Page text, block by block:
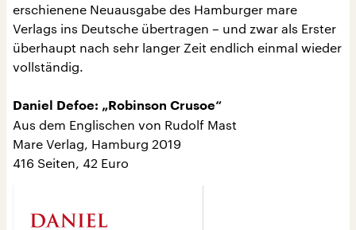
erschienene Neuausgabe des Hamburger mare
Verlags ins Deutsche übertragen – und zwar als Erster
überhaupt nach sehr langer Zeit endlich einmal wieder
vollständig.
Daniel Defoe: „Robinson Crusoe“
Aus dem Englischen von Rudolf Mast
Mare Verlag, Hamburg 2019
416 Seiten, 42 Euro